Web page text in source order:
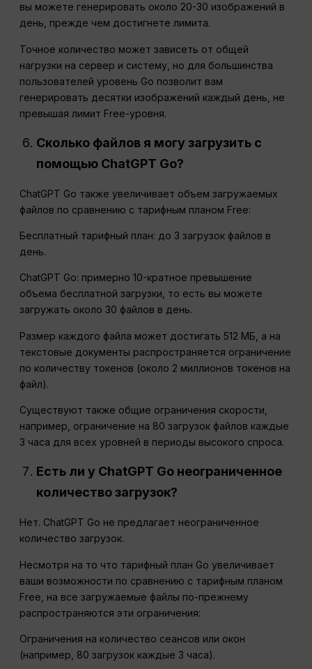
вы можете генерировать около 20-30 изображений в
день, прежде чем достигнете лимита.
Точное количество может зависеть от общей
нагрузки на сервер и систему, но для большинства
пользователей уровень Go позволит вам
генерировать десятки изображений каждый день, не
превышая лимит Free-уровня.
Сколько файлов я могу загрузить с
помощью ChatGPT Go?
ChatGPT Go также увеличивает объем загружаемых
файлов по сравнению с тарифным планом Free:
Бесплатный тарифный план: до 3 загрузок файлов в
день.
ChatGPT Go: примерно 10-кратное превышение
объема бесплатной загрузки, то есть вы можете
загружать около 30 файлов в день.
Размер каждого файла может достигать 512 МБ, а на
текстовые документы распространяется ограничение
по количеству токенов (около 2 миллионов токенов на
файл).
Существуют также общие ограничения скорости,
например, ограничение на 80 загрузок файлов каждые
3 часа для всех уровней в периоды высокого спроса.
Есть ли у ChatGPT Go неограниченное
количество загрузок?
Нет. ChatGPT Go не предлагает неограниченное
количество загрузок.
Несмотря на то что тарифный план Go увеличивает
ваши возможности по сравнению с тарифным планом
Free, на все загружаемые файлы по-прежнему
распространяются эти ограничения:
Ограничения на количество сеансов или окон
(например, 80 загрузок каждые 3 часа).